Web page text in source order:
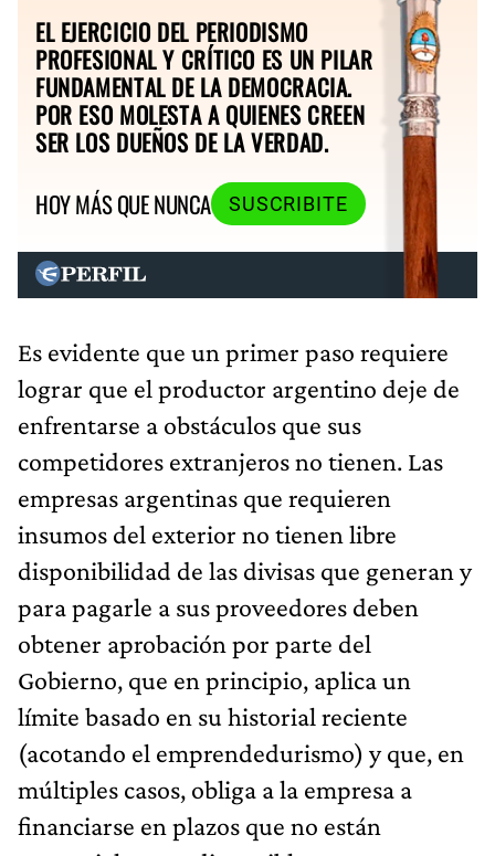
EL EJERCICIO DEL PERIODISMO
PROFESIONAL Y CRÍTICO ES UN PILAR
FUNDAMENTAL DE LA DEMOCRACIA.
POR ESO MOLESTA A QUIENES CREEN
SER LOS DUEÑOS DE LA VERDAD.
HOY MÁS QUE NUNCA
SUSCRIBITE
Es evidente que un primer paso requiere
lograr que el productor argentino deje de
enfrentarse a obstáculos que sus
competidores extranjeros no tienen. Las
empresas argentinas que requieren
insumos del exterior no tienen libre
disponibilidad de las divisas que generan y
para pagarle a sus proveedores deben
obtener aprobación por parte del
Gobierno, que en principio, aplica un
límite basado en su historial reciente
(acotando el emprendedurismo) y que, en
múltiples casos, obliga a la empresa a
financiarse en plazos que no están